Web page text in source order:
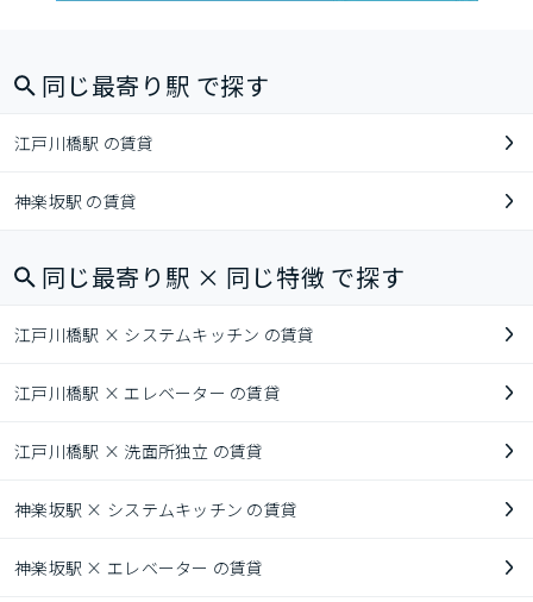
同じ最寄り駅 で探す
江戸川橋駅 の賃貸
神楽坂駅 の賃貸
同じ最寄り駅 × 同じ特徴 で探す
江戸川橋駅 × システムキッチン の賃貸
江戸川橋駅 × エレベーター の賃貸
江戸川橋駅 × 洗面所独立 の賃貸
神楽坂駅 × システムキッチン の賃貸
神楽坂駅 × エレベーター の賃貸